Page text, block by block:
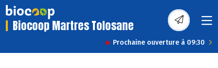
Biocoop Martres Tolosane
Prochaine ouverture à 09:30